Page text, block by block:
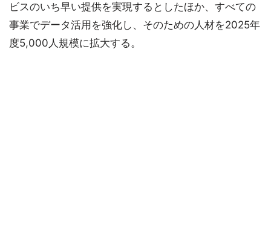
ビスのいち早い提供を実現するとしたほか、すべての
事業でデータ活用を強化し、そのための人材を2025年
度5,000人規模に拡大する。